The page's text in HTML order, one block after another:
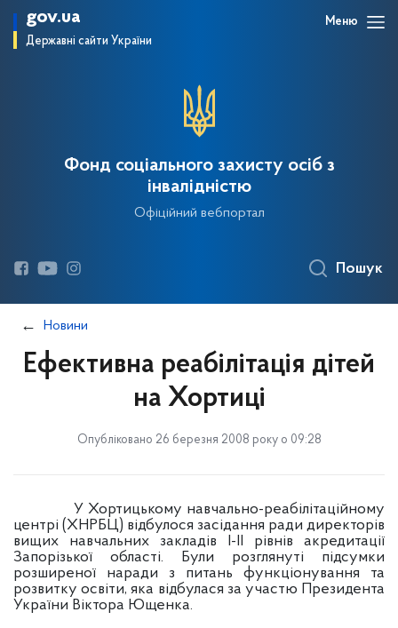
gov.ua
Державні сайти України
Меню
Фонд соціального захисту осіб з
інвалідністю
Офіційний вебпортал
Пошук
Новини
Ефективна реабілітація дітей
на Хортиці
Опубліковано 26 березня 2008 року о 09:28
У Хортицькому навчально-реабілітаційному
центрі (ХНРБЦ) відбулося засідання ради директорів
вищих навчальних закладів І-ІІ рівнів акредитації
Запорізької області. Були розглянуті підсумки
розширеної наради з питань функціонування та
розвитку освіти, яка відбулася за участю Президента
України Віктора Ющенка.